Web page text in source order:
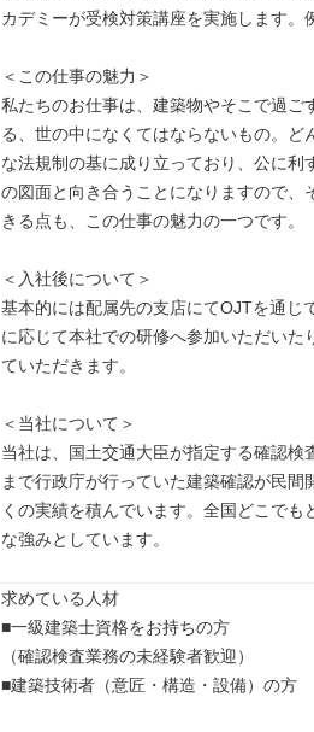
カデミーが受検対策講座を実施します。
＜この仕事の魅力＞
私たちのお仕事は、建築物やそこで過ご
る、世の中になくてはならないもの。ど
な法規制の基に成り立っており、公に
の図面と向き合うことになりますので
きる点も、この仕事の魅力の一つです。
＜入社後について＞
基本的には配属先の支店にてOJTを通じ
に応じて本社での研修へ参加いただいた
ていただきます。
＜当社について＞
当社は、国土交通大臣が指定する確認
まで行政庁が行っていた建築確認が民
くの実績を積んでいます。全国どこでも
な強みとしています。
求めている人材
■一級建築士資格をお持ちの方
（確認検査業務の未経験者歓迎）
■建築技術者（意匠・構造・設備）の方